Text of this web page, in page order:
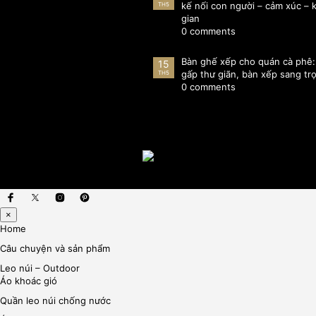
TH5
kế nối con người – cảm xúc –
gian
0 comments
15
TH5
Bàn ghế xếp cho quán cà
gấp thư giãn, bàn xếp sang
0 comments
×
Home
Câu chuyện và sản phẩm
Leo núi – Outdoor
Áo khoác gió
Quần leo núi chống nước